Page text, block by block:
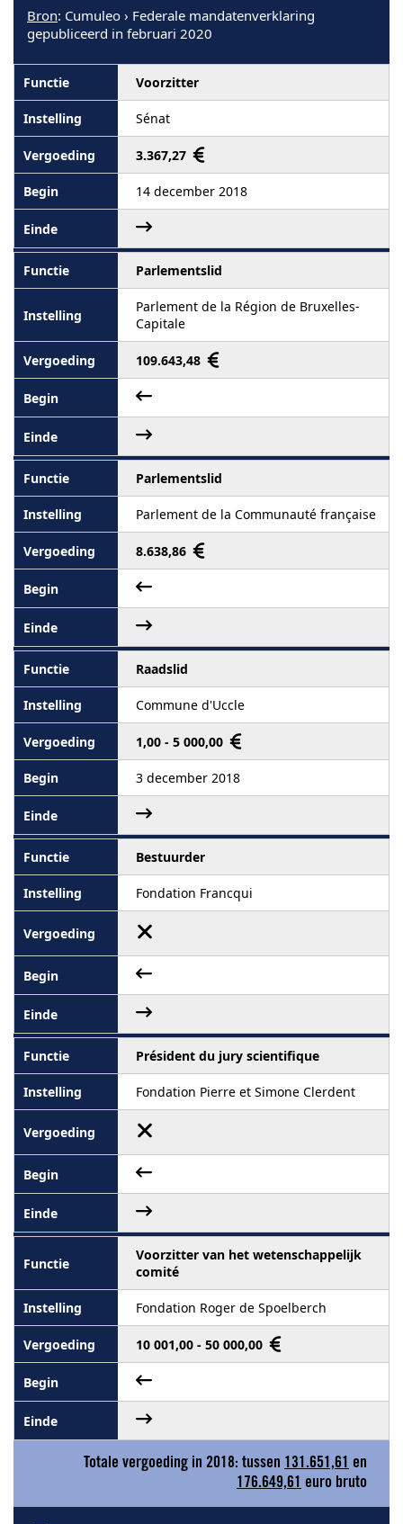
Bron: Cumuleo › Federale mandatenverklaring
gepubliceerd in februari 2020
Voorzitter
Sénat
3.367,27
14 december 2018
Parlementslid
Parlement de la Région de Bruxelles-
Capitale
109.643,48
Parlementslid
Parlement de la Communauté française
8.638,86
Raadslid
Commune d'Uccle
1,00 - 5 000,00
3 december 2018
Bestuurder
Fondation Francqui
Président du jury scientifique
Fondation Pierre et Simone Clerdent
Voorzitter van het wetenschappelijk
comité
Fondation Roger de Spoelberch
10 001,00 - 50 000,00
Totale vergoeding in 2018: tussen 131.651,61 en
176.649,61 euro bruto